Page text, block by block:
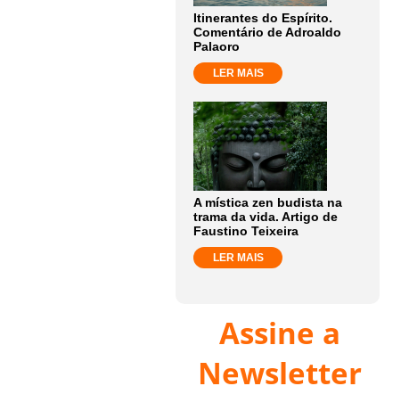
Itinerantes do Espírito.
Comentário de Adroaldo
Palaoro
LER MAIS
A mística zen budista na
trama da vida. Artigo de
Faustino Teixeira
LER MAIS
Assine a
Newsletter